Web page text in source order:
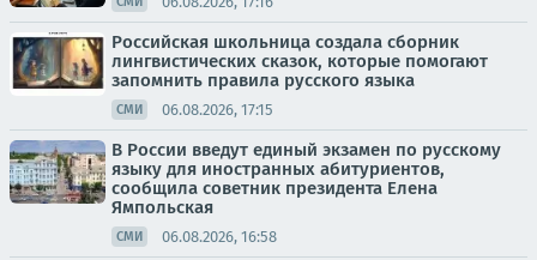
Российская школьница создала сборник
лингвистических сказок, которые помогают
запомнить правила русского языка
СМИ 06.08.2026, 17:15
В России введут единый экзамен по русскому
языку для иностранных абитуриентов,
сообщила советник президента Елена
Ямпольская
СМИ 06.08.2026, 16:58